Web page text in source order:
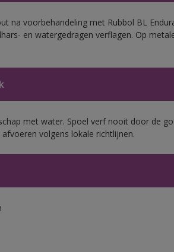
na voorbehandeling met Rubbol BL
en watergedragen verflagen. Op
met water. Spoel verf nooit door de
volgens lokale richtlijnen.